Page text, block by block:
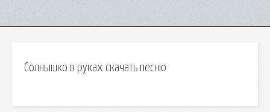
Солнышко в руках скачать песню